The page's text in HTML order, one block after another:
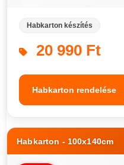
Habkarton készítés
20 990 Ft
Habkarton rendelése
Habkarton - 100x140cm